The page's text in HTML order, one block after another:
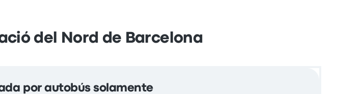
del Nord de Barcelona
por autobús solamente